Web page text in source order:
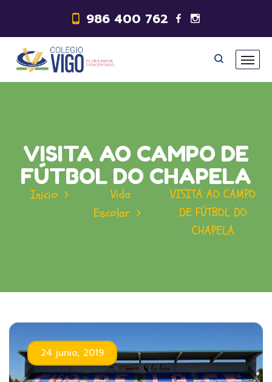
986 400 762
VISITA AO CAMPO DE
FÚTBOL DO CHAPELA
Inicio
Vida
Escolar
VISITA AO CAMPO
DE FÚTBOL DO
CHAPELA
24 junio, 2019